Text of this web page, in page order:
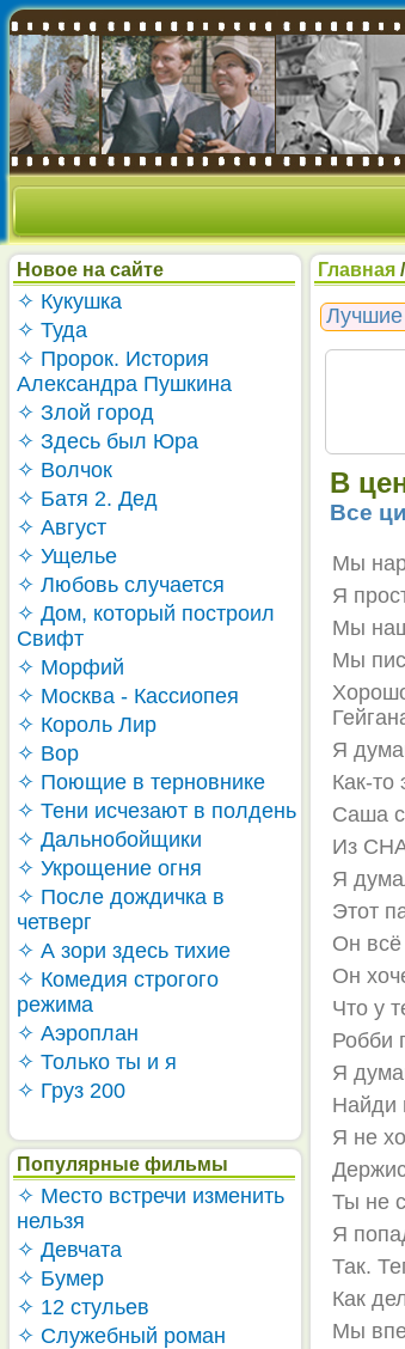
Новое на сайте
✧ Кукушка
✧ Туда
✧ Пророк. История
Александра Пушкина
✧ Злой город
✧ Здесь был Юра
✧ Волчок
✧ Батя 2. Дед
✧ Август
✧ Ущелье
✧ Любовь случается
✧ Дом, который построил
Свифт
✧ Морфий
✧ Москва - Кассиопея
✧ Король Лир
✧ Вор
✧ Поющие в терновнике
✧ Тени исчезают в полдень
✧ Дальнобойщики
✧ Укрощение огня
✧ После дождичка в
четверг
✧ А зори здесь тихие
✧ Комедия строгого
режима
✧ Аэроплан
✧ Только ты и я
✧ Груз 200
Популярные фильмы
✧ Место встречи изменить
нельзя
✧ Девчата
✧ Бумер
✧ 12 стульев
✧ Служебный роман
Главная
Лучшие
В
Все
Мы
Я
Мы
Мы
Я
Как-то
Саша
Из
Я
Этот
Он всё
Он
Что у
Робби
Я
Найди
Я не
Ты не
Я
Так.
Как
Мы